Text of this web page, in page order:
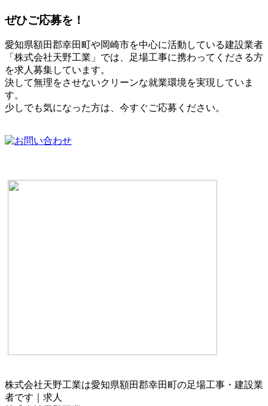
ぜひご応募を！
愛知県額田郡幸田町や岡崎市を中心に活動している建設業者
「株式会社天野工業」では、足場工事に携わってくださる方
を求人募集しています。
決して無理をさせないクリーンな就業環境を実現していま
す。
少しでも気になった方は、今すぐご応募ください。
株式会社天野工業は愛知県額田郡幸田町の足場工事・建設業
者です｜求人